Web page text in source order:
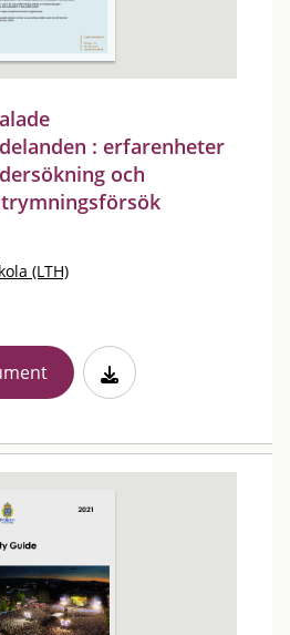
: erfarenheter
och
(LTH)